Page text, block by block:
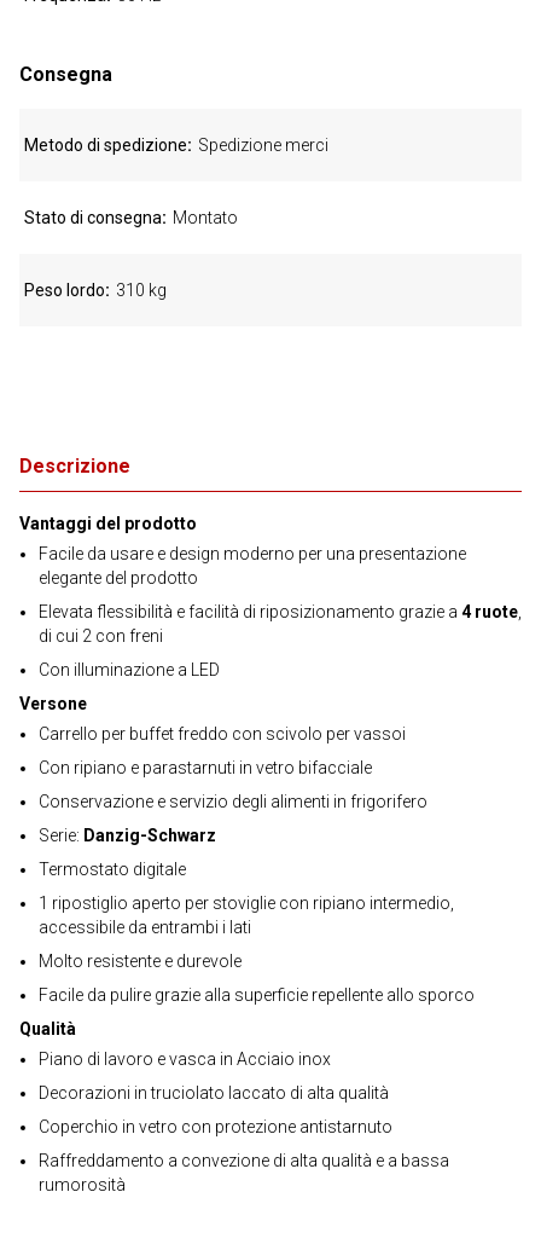
Descrizione
Vantaggi del prodotto
Facile da usare e design moderno per una presentazione
elegante del prodotto
Elevata flessibilità e facilità di riposizionamento grazie a 4 ruote
di cui 2 con freni
Con illuminazione a LED
Versone
Carrello per buffet freddo con scivolo per vassoi
Con ripiano e parastarnuti in vetro bifacciale
Conservazione e servizio degli alimenti in frigorifero
Serie: Danzig-Schwarz
Termostato digitale
1 ripostiglio aperto per stoviglie con ripiano intermedio,
accessibile da entrambi i lati
Molto resistente e durevole
Facile da pulire grazie alla superficie repellente allo sporco
Qualità
Piano di lavoro e vasca in Acciaio inox
Decorazioni in truciolato laccato di alta qualità
Coperchio in vetro con protezione antistarnuto
Raffreddamento a convezione di alta qualità e a bassa
rumorosità
Consegna
Metodo di spedizione Spedizione merci
Stato di consegna Montato
Peso lordo 310 kg